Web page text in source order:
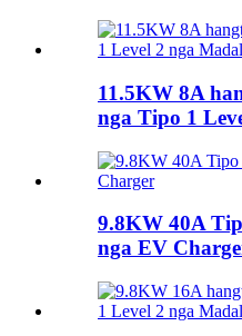
11.5KW 8A
nga Tipo 1
9.8KW 40A
nga EV